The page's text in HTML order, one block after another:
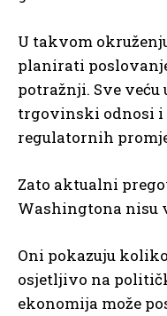
U takvom
planirati
potražnji. Sve
trgovinski odnosi i
regulatornih
Zato aktualni
Washingtona nisu
Oni pokazuju
osjetljivo na
ekonomija može